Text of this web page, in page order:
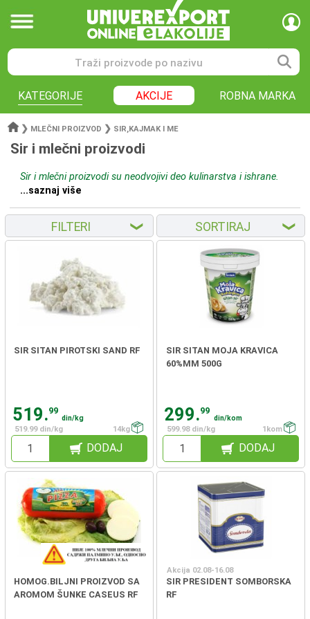
KATEGORIJE AKCIJE ROBNA MARKA
❯ MLEČNI PROIZVOD ❯ SIR,KAJMAK I ME
Sir i mlečni proizvodi
Sir i mlečni proizvodi su neodvojivi deo kulinarstva i ishrane.
...saznaj više
FILTERI ❮ SORTIRAJ ❮
SIR SITAN PIROTSKI SAND RF
519.99
din/kg
519.99 din/kg
14kg
DODAJ
SIR SITAN MOJA KRAVICA
60%MM 500G
299.99
din/kom
599.98 din/kg
1kom
DODAJ
HOMOG.BILJNI PROIZVOD SA
AROMOM ŠUNKE CASEUS RF
Akcija 02.08-16.08
SIR PRESIDENT SOMBORSKA
RF